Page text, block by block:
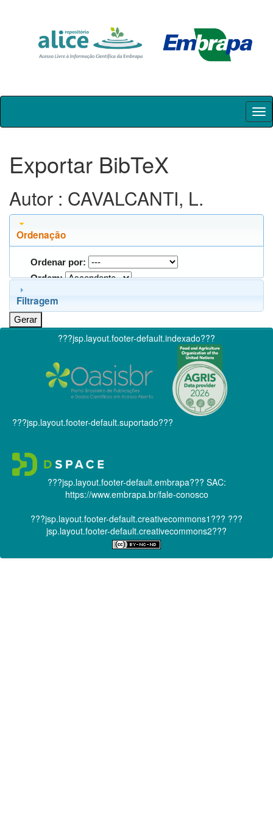
Skip
Exportar BibTeX
Autor : CAVALCANTI, L.
Ordenação
Ordenar por:
Ordem:
Filtragem
???jsp.layout.footer-default.indexado???
???jsp.layout.footer-default.suportado???
???jsp.layout.footer-default.embrapa??? SAC:
https://www.embrapa.br/fale-conosco
???jsp.layout.footer-default.creativecommons1??? ???
jsp.layout.footer-default.creativecommons2???